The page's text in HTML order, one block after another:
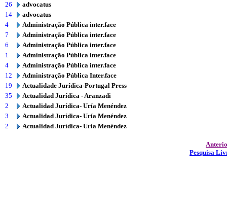
26
advocatus
14
advocatus
4
Administração Pública inter.face
7
Administração Pública inter.face
6
Administração Pública inter.face
1
Administração Pública inter.face
4
Administração Pública inter.face
12
Administração Pública Inter.face
19
Actualidade Jurídica-Portugal Press
35
Actualidad Jurídica - Aranzadi
2
Actualidad Jurídica- Uría Menéndez
3
Actualidad Jurídica- Uría Menéndez
2
Actualidad Jurídica- Uría Menéndez
Pesquisa